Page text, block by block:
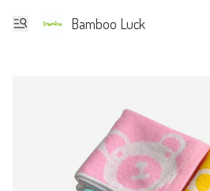
Bamboo Luck